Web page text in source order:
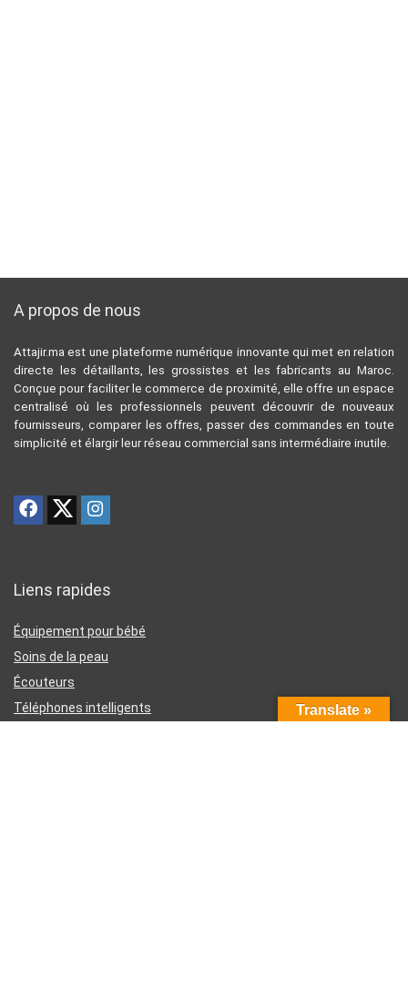
A propos de nous
Attajir.ma est une plateforme numérique innovante qui met en relation
directe les détaillants, les grossistes et les fabricants au Maroc.
Conçue pour faciliter le commerce de proximité, elle offre un espace
centralisé où les professionnels peuvent découvrir de nouveaux
fournisseurs, comparer les offres, passer des commandes en toute
simplicité et élargir leur réseau commercial sans intermédiaire inutile.
Liens rapides
Équipement pour bébé
Soins de la peau
Écouteurs
Téléphones intelligents
Translate »